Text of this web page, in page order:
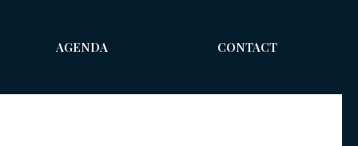
AGENDA CONTACT